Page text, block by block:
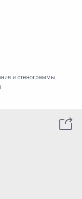
и стенограммы